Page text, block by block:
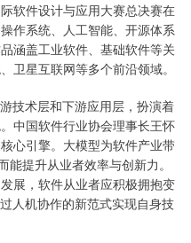
软件设计与应用大赛总决赛在
作系统、人工智能、开源体系
涵盖工业软件、基础软件等关
卫星互联网等多个前沿领域。
技术层和下游应用层，扮演着
中国软件行业协会理事长王怀
心引擎。大模型为软件产业带
能提升从业者效率与创新力。
展，软件从业者应积极拥抱变
人机协作的新范式实现自身技